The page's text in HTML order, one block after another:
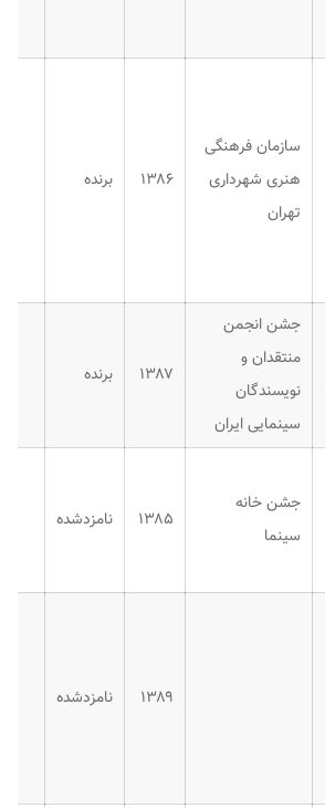
سازمان فرهنگی
هنری شهرداری
تهران
۱۳۸۶ برنده
جشن انجمن
منتقدان و
نویسندگان
سینمایی ایران
۱۳۸۷ برنده
جشن خانه
سینما
۱۳۸۵ نامزدشده
۱۳۸۹ نامزدشده